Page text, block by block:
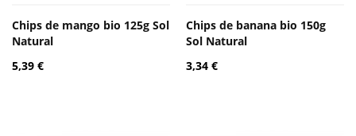
Chips de mango bio 125g Sol
Natural
5,39 €
Chips de banana bio 150g
Sol Natural
3,34 €